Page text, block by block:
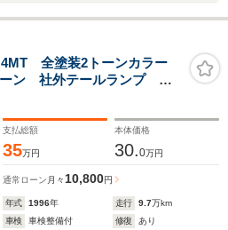
全塗装2トーンカラー
ン 社外テールランプ 社
ンダーカバー ETC
支払総額
35万円
本体価格
30.0万円
通常ローン 月々 10,800円
年式 1996年 走行 9.7万km
車検
車検整備付 修復
あり